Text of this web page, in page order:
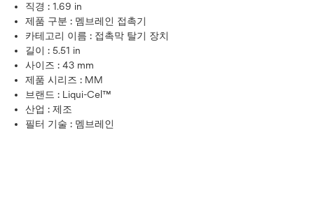
직경 : 1.69 in
제품 구분 : 멤브레인 접촉기
카테고리 이름 : 접촉막 탈기 장치
길이 : 5.51 in
사이즈 : 43 mm
제품 시리즈 : MM
브랜드 : Liqui-Cel™
산업 : 제조
필터 기술 : 멤브레인